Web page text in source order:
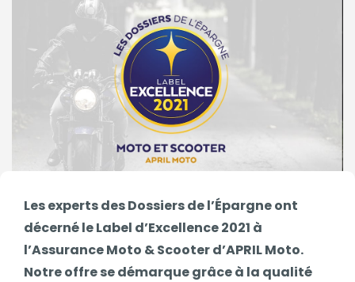
Les experts des Dossiers de l’Épargne ont
décerné le Label d’Excellence 2021 à
l’Assurance Moto & Scooter d’APRIL Moto.
Notre offre se démarque grâce à la qualité